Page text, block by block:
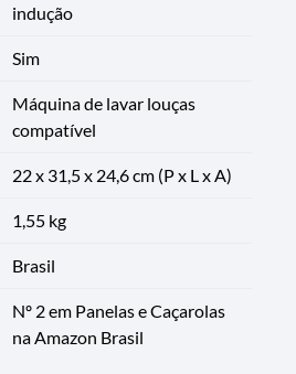
indução
Sim
Máquina de lavar louças
compatível
22 x 31,5 x 24,6 cm (P x L x A)
1,55 kg
Brasil
Nº 2 em Panelas e Caçarolas
na Amazon Brasil